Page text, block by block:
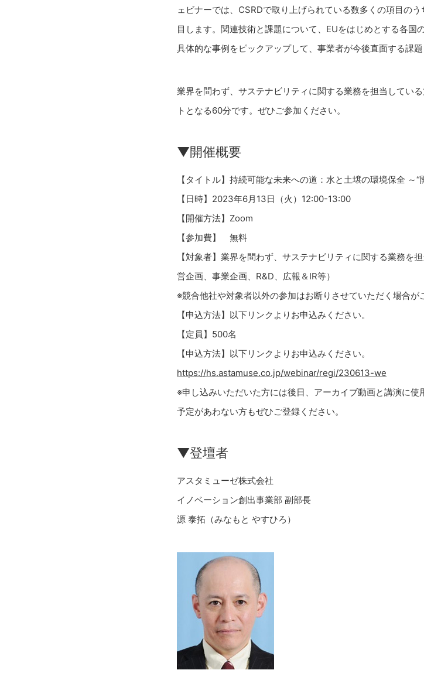
ェビナーでは、CSRDで取り上げられている数多くの項目の
目します。関連技術と課題について、EUをはじめとする各
具体的な事例をピックアップして、事業者が今後直面する課
業界を問わず、サステナビリティに関する業務を担当してい
トとなる60分です。ぜひご参加ください。
▼開催概要
【タイトル】持続可能な未来への道：水と土壌の環境保全 ～
【日時】2023年6月13日（火）12:00-13:00
【開催方法】Zoom
【参加費】 無料
【対象者】業界を問わず、サステナビリティに関する業務を
営企画、事業企画、R&D、広報＆IR等）
※競合他社や対象者以外の参加はお断りさせていただく場合が
【申込方法】以下リンクよりお申込みください。
【定員】500名
【申込方法】以下リンクよりお申込みください。
https://hs.astamuse.co.jp/webinar/regi/230613-we
※申し込みいただいた方には後日、アーカイブ動画と講演に
予定があわない方もぜひご登録ください。
▼登壇者
アスタミューゼ株式会社
イノベーション創出事業部 副部長
源 泰拓（みなもと やすひろ）